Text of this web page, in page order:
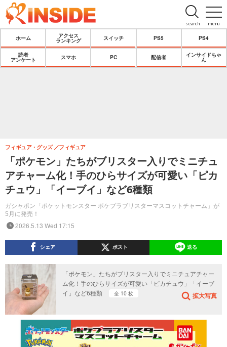
menu
search
ホーム
アクセス
ランキング
スイッチ PS5 PS4
読者
アンケート
スマホ PC 配信者
インサイドちゃ
ん
「ポケモン」たちがブリスター入りでミニチュ
アチャーム化！手のひらサイズが可愛い「ピカ
チュウ」「イーブイ」など6種類
ガシャポン「ポケットモンスター ポケプラブリスターマスコットチャーム」が
5月に発売！
フィギュア・グッズ フィギュア
2026.5.13 Wed 17:15
シェア ポスト 送る
「ポケモン」たちがブリスター入りでミニチュアチャー
ム化！手のひらサイズが可愛い「ピカチュウ」「イーブ
イ」など6種類
全 10 枚 拡大写真